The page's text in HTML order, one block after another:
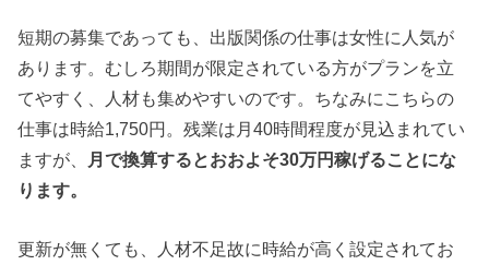
短期の募集であっても、出版関係の仕事は女性に人気が
あります。むしろ期間が限定されている方がプランを立
てやすく、人材も集めやすいのです。ちなみにこちらの
仕事は時給1,750円。残業は月40時間程度が見込まれてい
ますが、
月で換算するとおおよそ30万円稼げることにな
ります。
更新が無くても、人材不足故に時給が高く設定されてお